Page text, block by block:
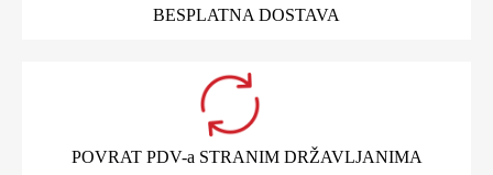
BESPLATNA DOSTAVA
POVRAT PDV-a STRANIM DRŽAVLJANIMA